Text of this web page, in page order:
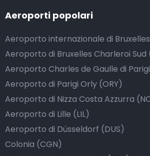
Aeroporti popolari
Aeroporto internazionale di
Aeroporto di Bruxelles Charleroi Sud
Aeroporto Charles de Gaulle di
Aeroporto di Parigi Orly (ORY)
Aeroporto di Nizza Costa Azzurra
Aeroporto di Lille (LIL)
Aeroporto di Düsseldorf (DUS)
Colonia (CGN)